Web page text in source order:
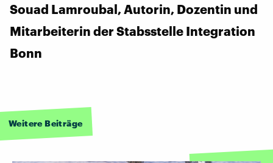
Souad Lamroubal, Autorin, Dozentin und
Mitarbeiterin der Stabsstelle Integration
Bonn
Weitere Beiträge